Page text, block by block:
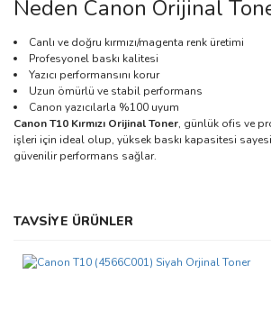
Neden Canon Orijinal
Canlı ve doğru kırmızı/magenta renk üretimi
Profesyonel baskı kalitesi
Yazıcı performansını korur
Uzun ömürlü ve stabil performans
Canon yazıcılarla %100 uyum
Canon T10 Kırmızı Orijinal Toner, günlük ofis ve
işleri için ideal olup, yüksek baskı kapasitesi
güvenilir performans sağlar.
Bu ürünün fiyat bilgisi, resim, ürün
konularda yetersiz gördüğünüz noktaları öneri
Görüş ve önerileriniz için teşekkür ederiz.
TAVSİYE ÜRÜNLER